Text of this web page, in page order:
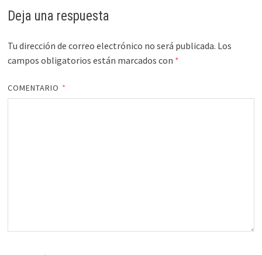
Deja una respuesta
Tu dirección de correo electrónico no será publicada. Los
campos obligatorios están marcados con *
COMENTARIO *